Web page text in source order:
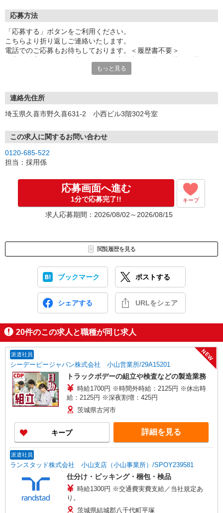
応募方法
「応募する」ボタンをご利用ください。
こちらより折り返しご連絡いたします。
電話でのご応募もお待ちしております。＜履歴書不要＞
もっと見る
連絡先住所
埼玉県久喜市野久喜631-2 小西ビル3階302号室
この求人に関するお問い合わせ
0120-685-522
担当：採用係
応募画面へ進む
1分で応募完了!! キープ
求人応募期間：2026/08/02～2026/08/15
閲覧履歴を見る
ブックマーク ポストする
シェアする URLをシェア
20件のこの求人と職種が同じ求人
派遣社員
シーデーピージャパン株式会社 小山営業所/29A15201
NEW
トラックボデーの組立や検査などの製造業務
時給1700円 ※時間外時給：2125円 ※休出時
給：2125円 ※深夜割増：425円
茨城県古河市
キープ 詳細を見る
派遣社員
ランスタッド株式会社 小山支店（小山事業所）/SPOY239581
仕分け・ピッキング・梱包・検品
時給1300円 ※交通費実費支給／当社規定あ
り。
茨城県結城郡八千代町平塚